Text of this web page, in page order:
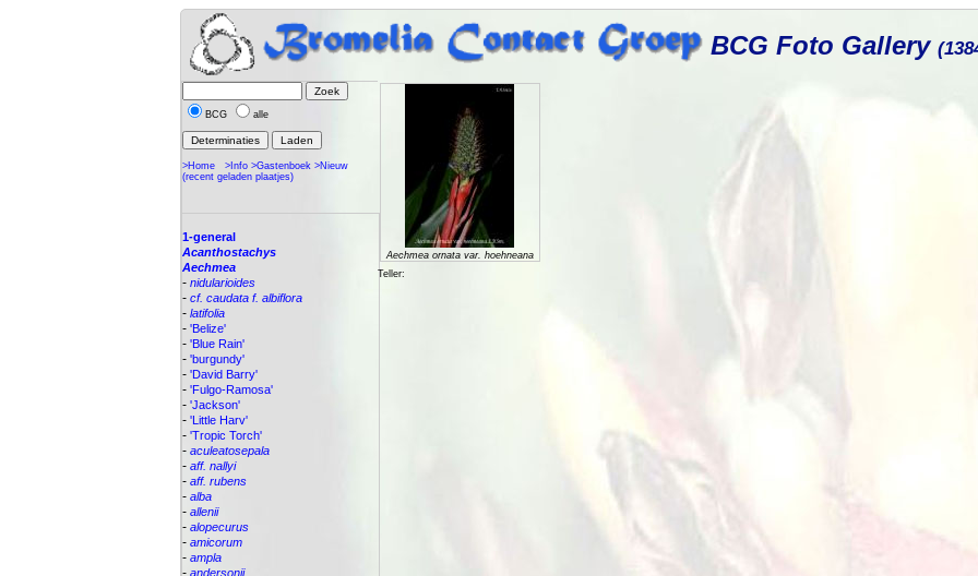
BCG Foto Gallery
BCG alle
>Home >Info >Gastenboek >Nieuw
(recent geladen plaatjes)
1-general
Acanthostachys
Aechmea
- nidularioides
- cf. caudata f. albiflora
- latifolia
- 'Belize'
- 'Blue Rain'
- 'burgundy'
- 'David Barry'
- 'Fulgo-Ramosa'
- 'Jackson'
- 'Little Harv'
- 'Tropic Torch'
- aculeatosepala
- aff. nallyi
- aff. rubens
- alba
- allenii
- alopecurus
- amicorum
- ampla
- andersonii
Aechmea ornata var. hoehneana
Teller: